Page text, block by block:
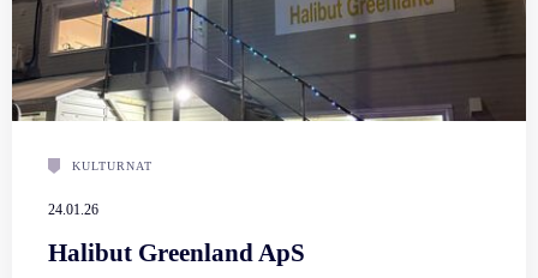
KULTURNAT
24.01.26
Halibut Greenland ApS